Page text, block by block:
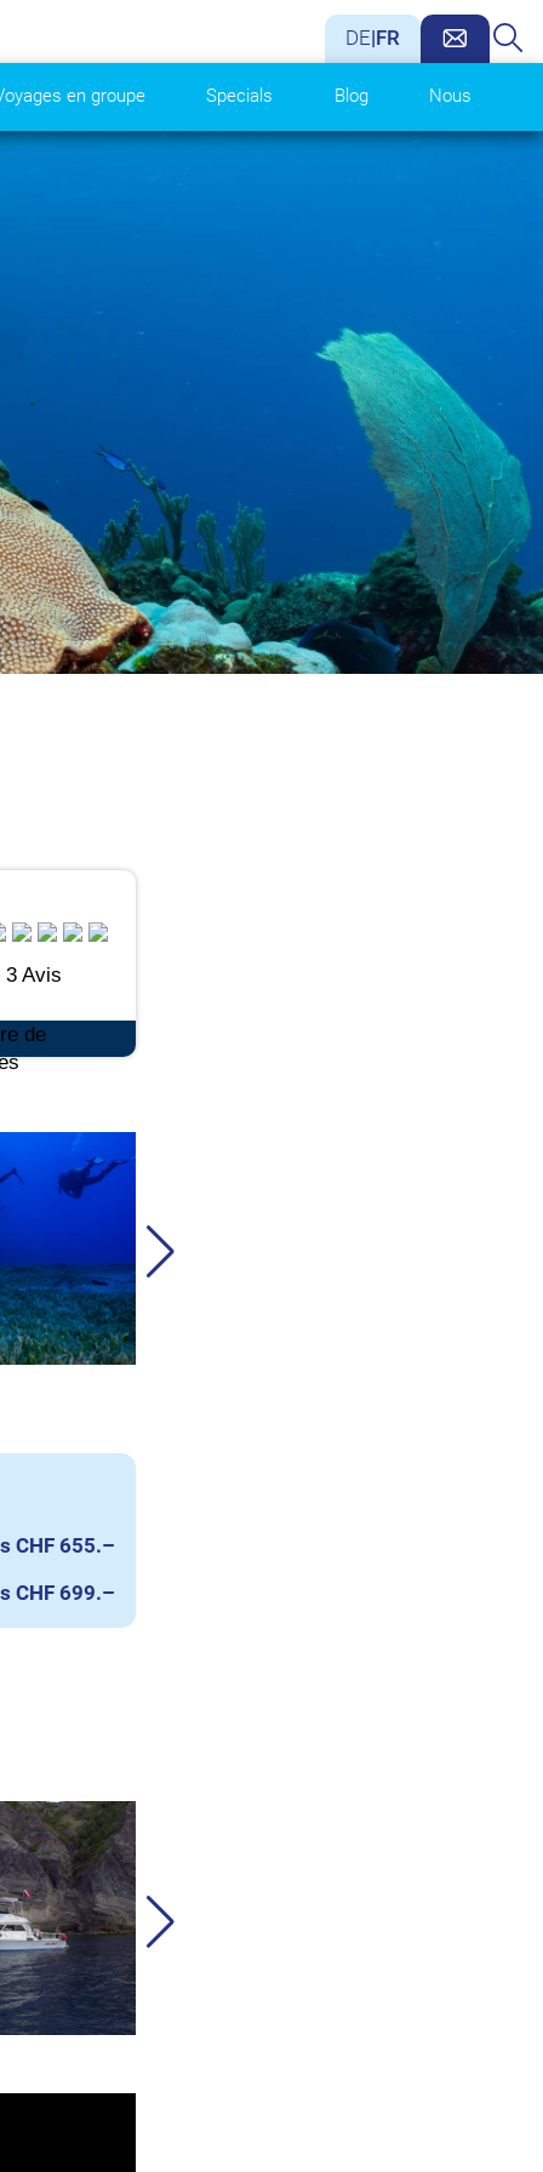
DE|FR
en groupe Specials Blog Nous
3 Avis
CHF 655.–
CHF 699.–